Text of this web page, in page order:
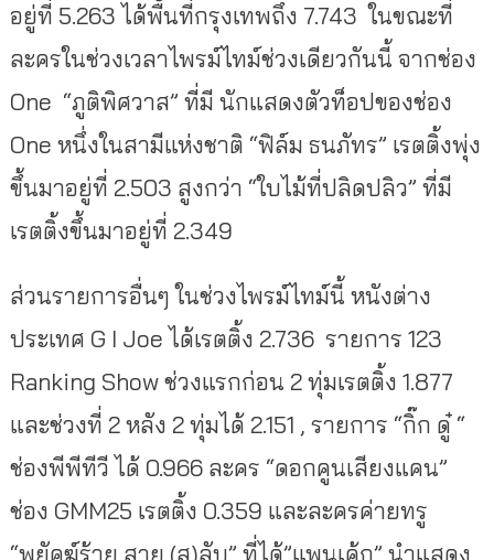
อยู่ที่ 5.263 ได้พื้นที่กรุงเทพถึง 7.743 ในขณะที่
ละครในช่วงเวลาไพรม์ไทม์ช่วงเดียวกันนี้ จากช่อง
One “ภูติพิศวาส” ที่มี นักแสดงตัวท็อปของช่อง
One หนึ่งในสามีแห่งชาติ “ฟิล์ม ธนภัทร” เรตติ้งพุ่ง
ขึ้นมาอยู่ที่ 2.503 สูงกว่า “ใบไม้ที่ปลิดปลิว” ที่มี
เรตติ้งขึ้นมาอยู่ที่ 2.349
ส่วนรายการอื่นๆ ในช่วงไพรม์ไทม์นี้ หนังต่าง
ประเทศ G I Joe ได้เรตติ้ง 2.736 รายการ 123
Ranking Show ช่วงแรกก่อน 2 ทุ่มเรตติ้ง 1.877
และช่วงที่ 2 หลัง 2 ทุ่มได้ 2.151 , รายการ “กิ๊ก ดู๋ “
ช่องพีพีทีวี ได้ 0.966 ละคร “ดอกคูนเสียงแคน”
ช่อง GMM25 เรตติ้ง 0.359 และละครค่ายทรู
“พยัคฆ์ร้าย สาย (ส)ลับ” ที่ได้”แพนเค้ก” นำแสดง